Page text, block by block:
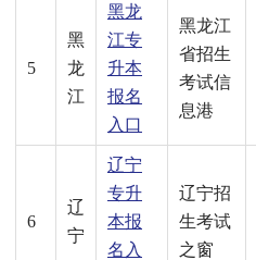
5
黑
龙
江
黑龙
江专
升本
报名
入口
黑龙江
省招生
考试信
息港
6
辽
宁
辽宁
专升
本报
名入
辽宁招
生考试
之窗